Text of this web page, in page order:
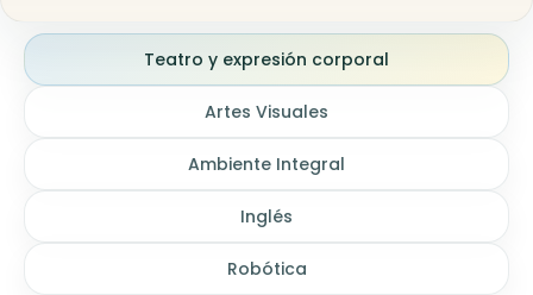
Teatro y expresión corporal
Artes Visuales
Ambiente Integral
Inglés
Robótica